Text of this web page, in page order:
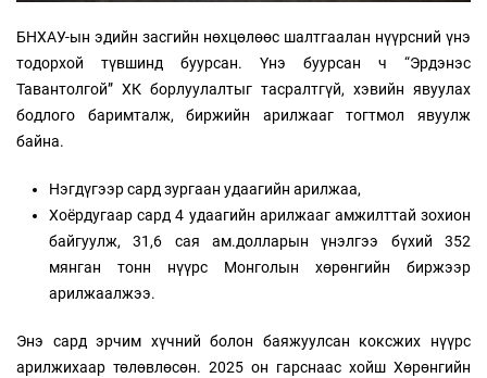
БНХАУ-ын эдийн засгийн нөхцөлөөс шалтгаалан нүүрсний үнэ
тодорхой түвшинд буурсан. Үнэ буурсан ч “Эрдэнэс
Тавантолгой” ХК борлуулалтыг тасралтгүй, хэвийн явуулах
бодлого баримталж, биржийн арилжааг тогтмол явуулж
байна.
Нэгдүгээр сард зургаан удаагийн арилжаа,
Хоёрдугаар сард 4 удаагийн арилжааг амжилттай зохион
байгуулж, 31,6 сая ам.долларын үнэлгээ бүхий 352
мянган тонн нүүрс Монголын хөрөнгийн биржээр
арилжаалжээ.
Энэ сард эрчим хүчний болон баяжуулсан коксжих нүүрс
арилжихаар төлөвлөсөн. 2025 он гарснаас хойш Хөрөнгийн